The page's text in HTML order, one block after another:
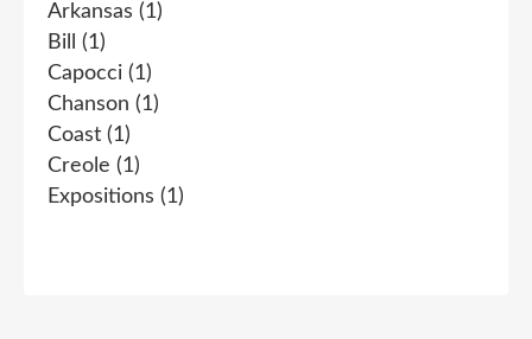
Arkansas (1)
Bill
(1)
Capocci (1)
Chanson (1)
Coast (1)
Creole (1)
Expositions (1)